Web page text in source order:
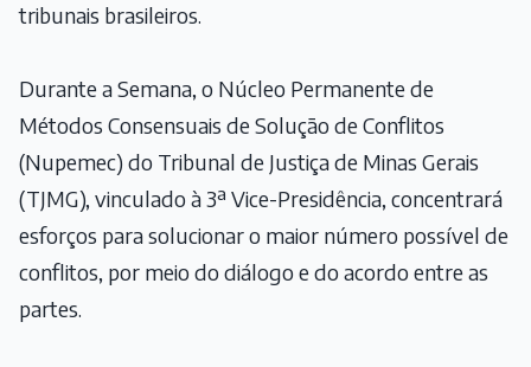
tribunais brasileiros.
Durante a Semana, o Núcleo Permanente de
Métodos Consensuais de Solução de Conflitos
(Nupemec) do Tribunal de Justiça de Minas Gerais
(TJMG), vinculado à 3ª Vice-Presidência, concentrará
esforços para solucionar o maior número possível de
conflitos, por meio do diálogo e do acordo entre as
partes.